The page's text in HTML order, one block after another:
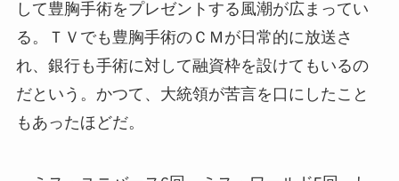
して豊胸手術をプレゼントする風潮が広まってい
る。ＴＶでも豊胸手術のＣＭが日常的に放送さ
れ、銀行も手術に対して融資枠を設けてもいるの
だという。かつて、大統領が苦言を口にしたこと
もあったほどだ。